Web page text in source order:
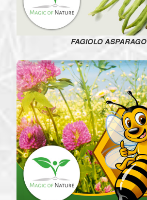
FAGIOLO ASPARAGO